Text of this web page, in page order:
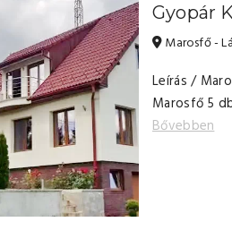
Gyopár
Marosfő -
Leírás /
Marosfő 5
Bővebben